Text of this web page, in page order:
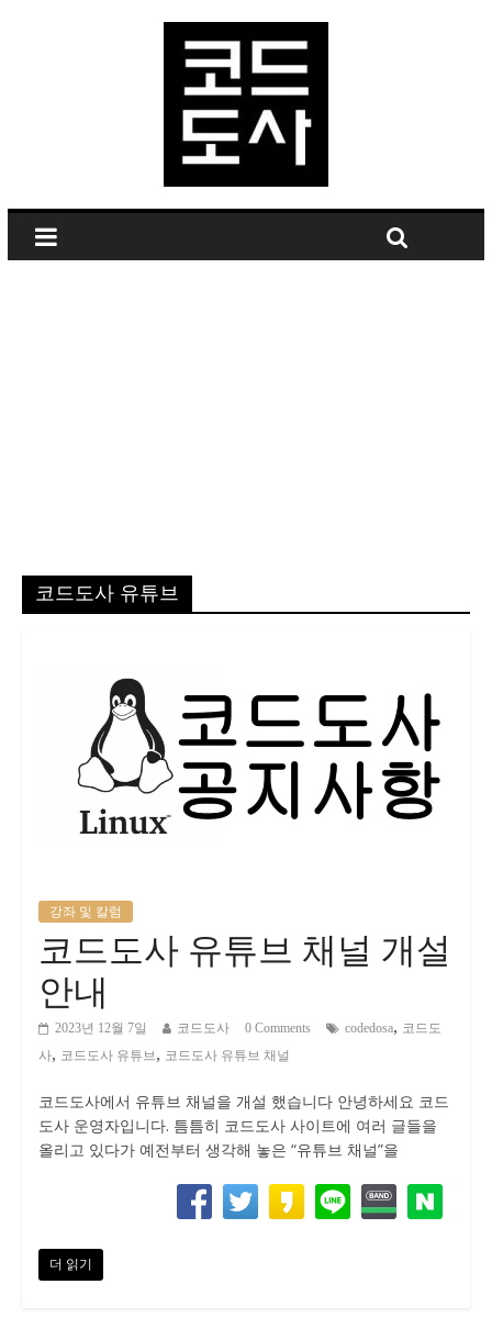
코드도사 유튜브
강좌 및 칼럼
코드도사 유튜브 채널 개설
안내
2023년 12월 7일 코드도사 0 Comments codedosa, 코드도
사, 코드도사 유튜브, 코드도사 유튜브 채널
코드도사에서 유튜브 채널을 개설 했습니다 안녕하세요 코드
도사 운영자입니다. 틈틈히 코드도사 사이트에 여러 글들을
올리고 있다가 예전부터 생각해 놓은 “유튜브 채널”을
더 읽기